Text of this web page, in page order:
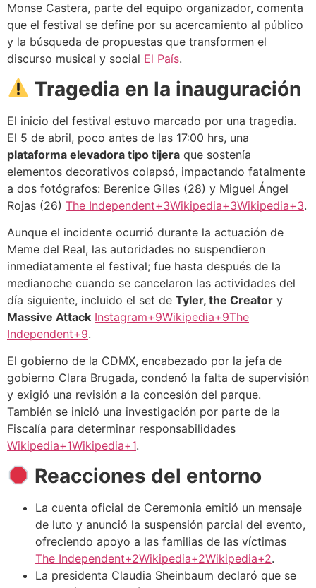
Monse Castera, parte del equipo organizador, comenta
que el festival se define por su acercamiento al público
y la búsqueda de propuestas que transformen el
discurso musical y social El País.
Tragedia en la inauguración
El inicio del festival estuvo marcado por una tragedia.
El 5 de abril, poco antes de las 17:00 hrs, una
plataforma elevadora tipo tijera que sostenía
elementos decorativos colapsó, impactando fatalmente
a dos fotógrafos: Berenice Giles (28) y Miguel Ángel
Rojas (26) The Independent+3Wikipedia+3Wikipedia+3.
Aunque el incidente ocurrió durante la actuación de
Meme del Real, las autoridades no suspendieron
inmediatamente el festival; fue hasta después de la
medianoche cuando se cancelaron las actividades del
día siguiente, incluido el set de Tyler, the Creator y
Massive Attack Instagram+9Wikipedia+9The
Independent+9.
El gobierno de la CDMX, encabezado por la jefa de
gobierno Clara Brugada, condenó la falta de supervisión
y exigió una revisión a la concesión del parque.
También se inició una investigación por parte de la
Fiscalía para determinar responsabilidades
Wikipedia+1Wikipedia+1.
Reacciones del entorno
La cuenta oficial de Ceremonia emitió un mensaje
de luto y anunció la suspensión parcial del evento,
ofreciendo apoyo a las familias de las víctimas
The Independent+2Wikipedia+2Wikipedia+2.
La presidenta Claudia Sheinbaum declaró que se